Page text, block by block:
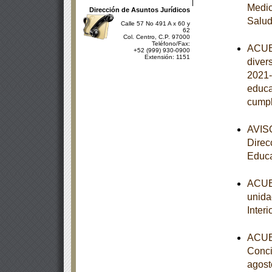
Dirección de Asuntos Jurídicos
Calle 57 No 491 A x 60 y
62
Col. Centro, C.P. 97000
Teléfono/Fax:
+52 (999) 930-0900
Extensión: 1151